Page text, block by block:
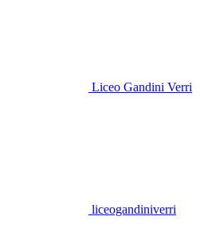
Liceo Gandini Verri
liceogandiniverri